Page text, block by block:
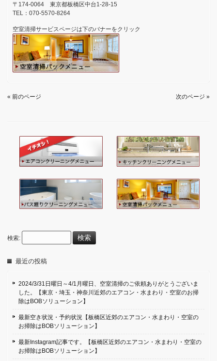
〒174-0064 東京都板橋区中台1-28-15
TEL：070-5570-8264
空室清掃サービスページは下のバナーをクリック
« 前のページ 次のページ »
検索:
最近の投稿
2024/3/31日曜日～4/1月曜日、空室清掃のご依頼ありがとうございま
した。【東京・埼玉・神奈川近郊のエアコン・水まわり・空室のお掃
除はBOBソリューション】
最新空き状況・予約状況【板橋区近郊のエアコン・水まわり・空室の
お掃除はBOBソリューション】
最新Instagram記事です。【板橋区近郊のエアコン・水まわり・空室の
お掃除はBOBソリューション】